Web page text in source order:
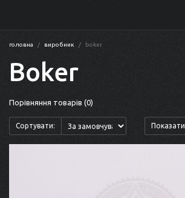
головна виробник boker
Boker
Порівняння товарів (0)
Сортувати: Показати